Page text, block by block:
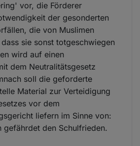
vor, die Förderer
der gesonderten
die von Muslimen
sie sonst totgeschwiegen
wird auf einen
dem Neutralitätsgesetz
soll die geforderte
Material zur Verteidigung
vor dem
liefern im Sinne von:
gefährdet den Schulfrieden.